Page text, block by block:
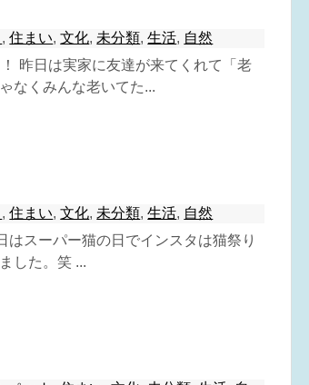
,住まい,文化, 未分類,生活, 自然
日は実家に友達が来てくれて「老
なくみんな老いてた...
,住まい,文化, 未分類,生活, 自然
スーパー猫の日でインスタは猫祭り
した。笑 ...